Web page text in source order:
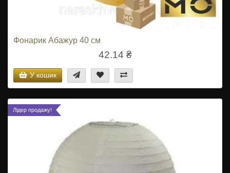
Фонарик Абажур 40 см
42.14 ₴
У кошик
Лідер продажу!